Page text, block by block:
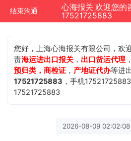
结束沟通
17521725883
您好，上海心海报关有限公司，欢
责海运进出口报关 ， 出口货运代理
预归类，商检证 ， 产地证代办等进
17521725883 ，手机
17521725883
2026-08-09 02:02:08